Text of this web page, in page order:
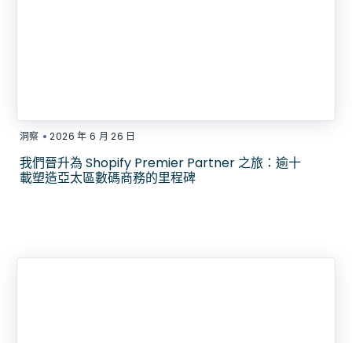
洞察 • 2026 年 6 月 26 日
我們晉升為 Shopify Premier Partner 之旅：逾十
載塑造亞太區數碼商務的里程碑